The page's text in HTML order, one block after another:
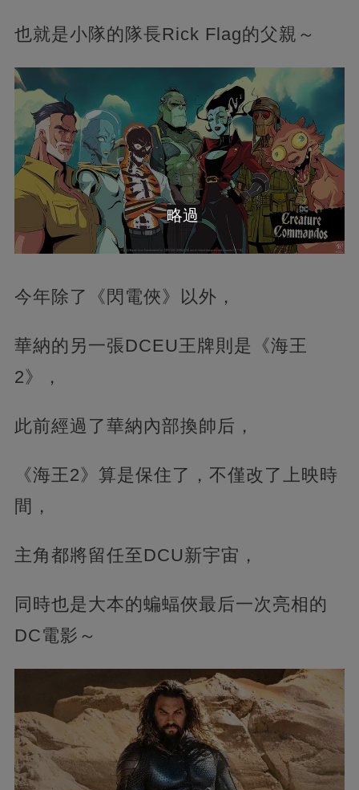
也就是小隊的隊長Rick Flag的父親～‍
今年除了《閃電俠》以外，‍‍
華納的另一張DCEU王牌則是《海王
2》，
此前經過了華納內部換帥后，
《海王2》算是保住了，不僅改了上映時
間，
主角都將留任至DCU新宇宙，‍‍‍
同時也是大本的蝙蝠俠最后一次亮相的
DC電影～
略過